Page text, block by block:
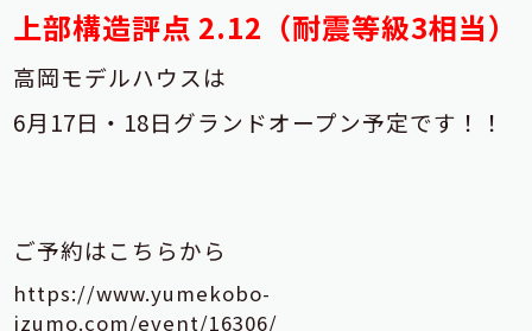
上部構造評点 2.12 （耐震等級3相当）
高岡モデルハウスは
6月17日・18日グランドオープン予定です！！
ご予約はこちらから
https://www.yumekobo-
izumo.com/event/16306/